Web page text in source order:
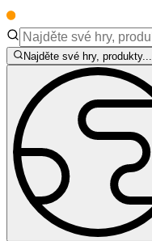
Najděte své hry, produkty...